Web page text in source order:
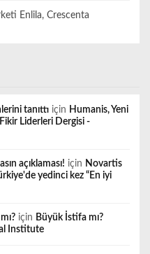
Enlila, Crescenta
tanıttı için Humanis, Yeni
Fikir Liderleri Dergisi -
açıklaması! için Novartis
yedinci kez “En iyi
için Büyük İstifa mı?
Institute